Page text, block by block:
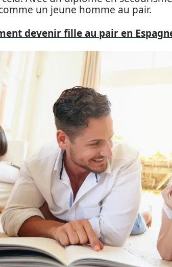
un jeune homme au pair.
devenir fille au pair en